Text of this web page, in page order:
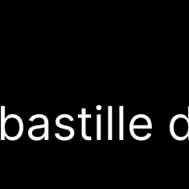
bastille